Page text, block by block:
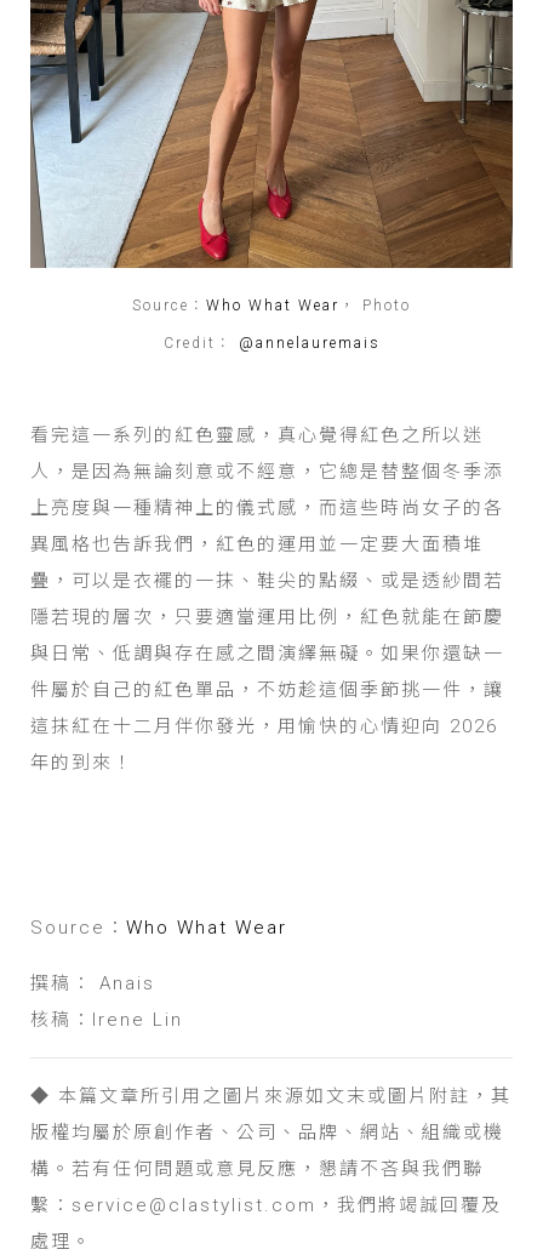
Source： Who What Wear ， Photo
Credit： @annelauremais
看完這一系列的紅色靈感，真心覺得紅色之所以迷
人，是因為無論刻意或不經意，它總是替整個冬季添
上亮度與一種精神上的儀式感，而這些時尚女子的各
異風格也告訴我們，紅色的運用並一定要大面積堆
疊，可以是衣襬的一抹、鞋尖的點綴、或是透紗間若
隱若現的層次，只要適當運用比例，紅色就能在節慶
與日常、低調與存在感之間演繹無礙。如果你還缺一
件屬於自己的紅色單品，不妨趁這個季節挑一件，讓
這抹紅在十二月伴你發光，用愉快的心情迎向 2026
年的到來！
Source：Who What Wear
撰稿： Anais
核稿：Irene Lin
◆ 本篇文章所引用之圖片來源如文末或圖片附註，其
版權均屬於原創作者、公司、品牌、網站、組織或機
構。若有任何問題或意見反應，懇請不吝與我們聯
繫：service@clastylist.com，我們將竭誠回覆及
處理。